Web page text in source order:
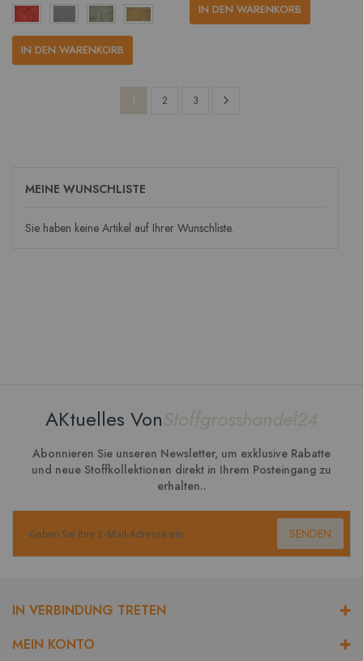
IN DEN WARENKORB
IN DEN WARENKORB
Seite
Sie
1 Seite
2 Seite
3
MEINE WUNSCHLISTE
Sie haben keine Artikel auf Ihrer Wunschliste.
AKtuelles VonStoffgrosshandel24
Abonnieren Sie unseren Newsletter, um exklusive Rabatte
und neue Stoffkollektionen direkt in Ihrem Posteingang zu
erhalten..
SENDEN
IN VERBINDUNG TRETEN
MEIN KONTO